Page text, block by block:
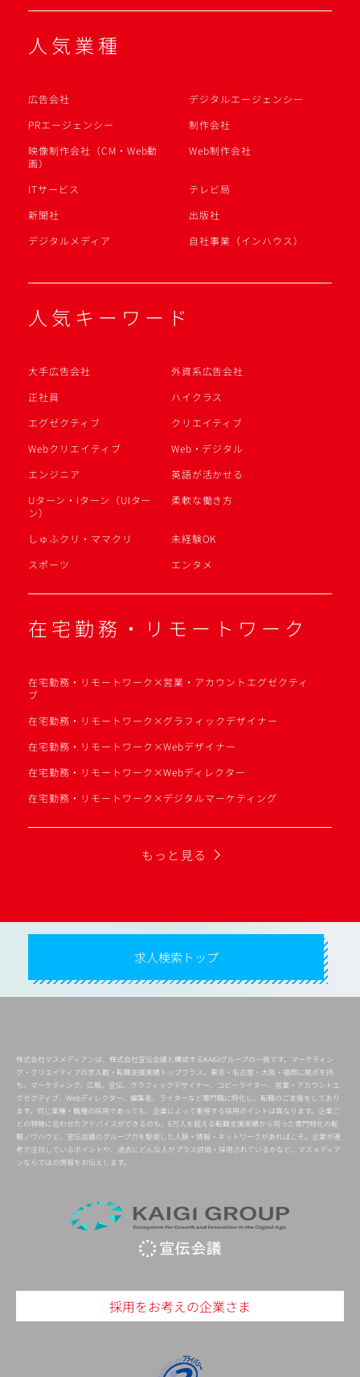
人気業種
広告会社
デジタルエージェンシー
PRエージェンシー
制作会社
映像制作会社（CM・Web動
画）
Web制作会社
ITサービス
テレビ局
新聞社
出版社
デジタルメディア
自社事業（インハウス）
人気キーワード
大手広告会社
外資系広告会社
正社員
ハイクラス
エグゼクティブ
クリエイティブ
Webクリエイティブ
Web・デジタル
エンジニア
英語が活かせる
Uターン・Iターン（UIター
ン）
柔軟な働き方
しゅふクリ・ママクリ
未経験OK
スポーツ
エンタメ
在宅勤務・リモートワーク
在宅勤務・リモートワーク×営業・アカウントエグゼクティ
ブ
在宅勤務・リモートワーク×グラフィックデザイナー
在宅勤務・リモートワーク×Webデザイナー
在宅勤務・リモートワーク×Webディレクター
在宅勤務・リモートワーク×デジタルマーケティング
もっと見る
求人検索トップ
株式会社マスメディアンは、株式会社宣伝会議と構成するKAIGIグループの一員です。マーケティン
グ・クリエイティブの求人数・転職支援実績トップクラス。東京・名古屋・大阪・福岡に拠点を持
ち、マーケティング、広報、宣伝、グラフィックデザイナー、コピーライター、営業・アカウントエ
グゼクティブ、Webディレクター、編集者、ライターなど専門職に特化し、転職のご支援をしており
ます。同じ業種・職種の採用であっても、企業によって重視する採用ポイントは異なります。企業ご
との特徴に合わせたアドバイスができるのも、6万人を超える転職支援実績から培った専門特化の転
職ノウハウと、宣伝会議のグループ力を駆使した人脈・情報・ネットワークがあればこそ。企業が選
考で注目しているポイントや、過去にどんな人がプラス評価・採用されているかなど、マスメディア
ンならではの情報をお伝えします。
採用をお考えの企業さま